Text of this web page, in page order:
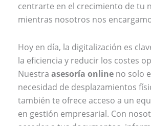
centrarte en el crecimiento de tu
mientras nosotros nos
Hoy en día, la digitalización es
la eficiencia y reducir los costes
Nuestra asesoría online no solo
necesidad de desplazamientos
también te ofrece acceso a un
en gestión empresarial. Con